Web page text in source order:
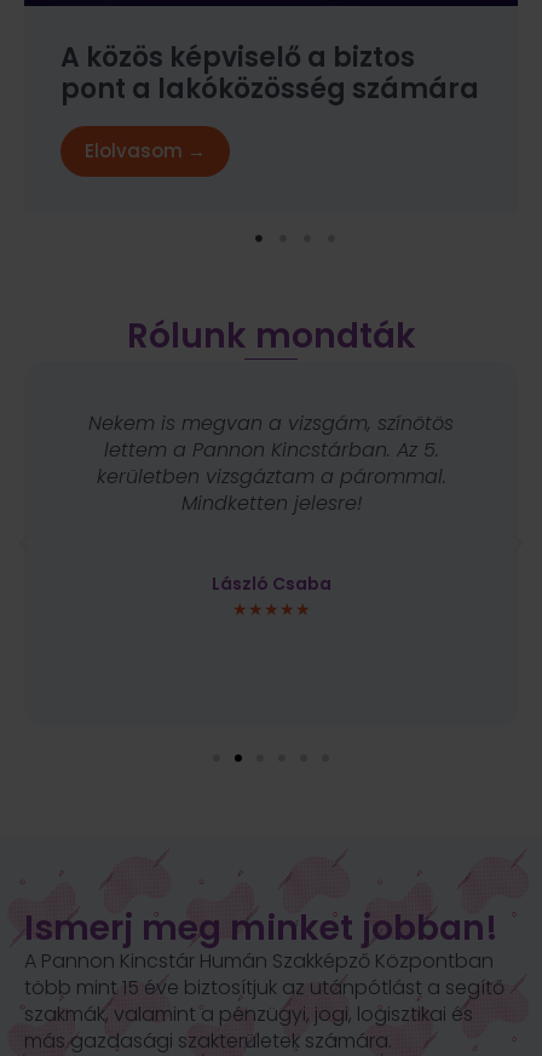
A közös képviselő a biztos
pont a lakóközösség számára
Elolvasom →
Rólunk mondták
Nekem is megvan a vizsgám, színötös
lettem a Pannon Kincstárban. Az 5.
kerületben vizsgáztam a párommal.
Mindketten jelesre!
László Csaba
★★★★★
Ismerj meg minket jobban!
A Pannon Kincstár Humán Szakképző Központban
több mint 15 éve biztosítjuk az utánpótlást a segítő
szakmák, valamint a pénzügyi, jogi, logisztikai és
más gazdasági szakterületek számára.